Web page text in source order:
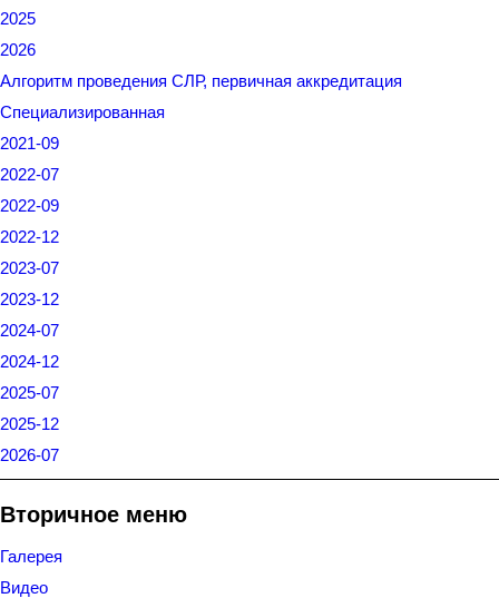
2025
2026
Алгоритм проведения СЛР, первичная аккредитация
Специализированная
2021-09
2022-07
2022-09
2022-12
2023-07
2023-12
2024-07
2024-12
2025-07
2025-12
2026-07
Вторичное меню
Галерея
Видео